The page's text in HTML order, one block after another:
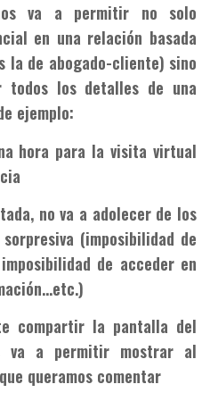
va a permitir no solo
en una relación basada
la de abogado-cliente) sino
los detalles de una
ejemplo:
hora para la visita virtual
no va a adolecer de los
(imposibilidad de
de acceder en
compartir la pantalla del
va a permitir mostrar al
queramos comentar